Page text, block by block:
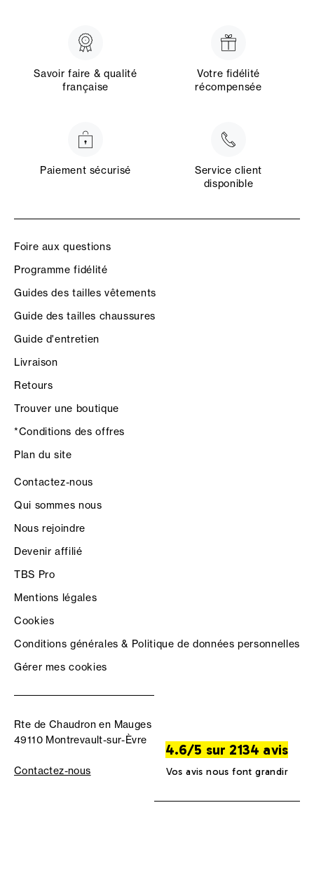
Savoir faire & qualité
française
Votre fidélité
récompensée
Paiement sécurisé
Service client
disponible
Foire aux questions
Programme fidélité
Guides des tailles vêtements
Guide des tailles chaussures
Guide d'entretien
Livraison
Retours
Trouver une boutique
*Conditions des offres
Plan du site
Contactez-nous
Qui sommes nous
Nous rejoindre
Devenir affilié
TBS Pro
Mentions légales
Cookies
Conditions générales & Politique de données personnelles
Gérer mes cookies
Rte de Chaudron en Mauges
49110 Montrevault-sur-Èvre
Contactez-nous
4.6/5 sur 2134 avis
Vos avis nous font grandir